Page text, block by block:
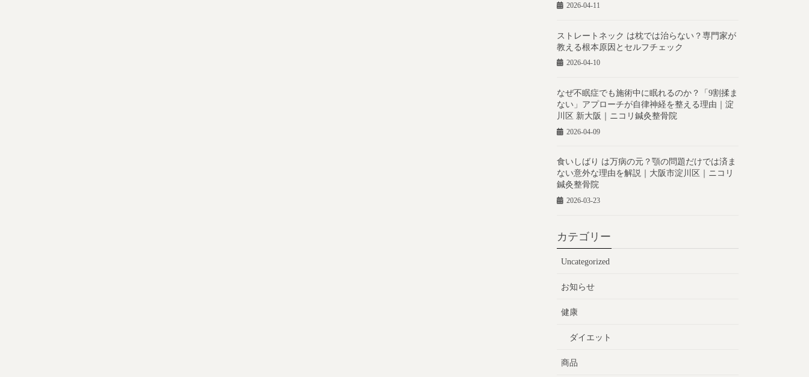
2026-04-11
ストレートネック は枕では治らない？専門家が
教える根本原因とセルフチェック
2026-04-10
なぜ不眠症でも施術中に眠れるのか？「9割揉ま
ない」アプローチが自律神経を整える理由｜淀
川区 新大阪｜ニコリ鍼灸整骨院
2026-04-09
食いしばり は万病の元？顎の問題だけでは済ま
ない意外な理由を解説｜大阪市淀川区｜ニコリ
鍼灸整骨院
2026-03-23
カテゴリー
Uncategorized
お知らせ
健康
ダイエット
商品